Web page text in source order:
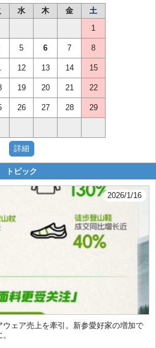
水 木 金
土
1
5 6 7 8
12 13 14 15
19 20 21 22
26 27 28 29
トピック
2026/1/16
ェア売上を牽引。新参愛好家の増加で